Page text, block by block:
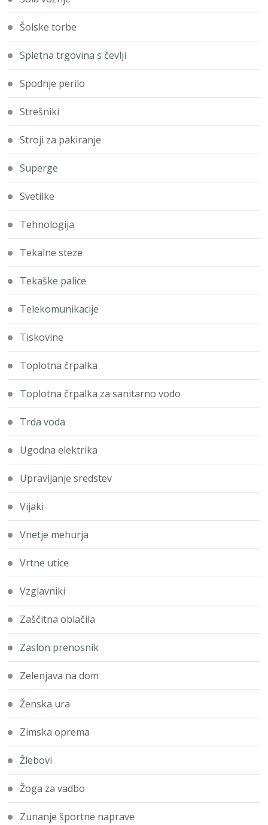
Šolske torbe
Spletna trgovina s čevlji
Spodnje perilo
Strešniki
Stroji za pakiranje
Superge
Svetilke
Tehnologija
Tekalne steze
Tekaške palice
Telekomunikacije
Tiskovine
Toplotna črpalka
Toplotna črpalka za sanitarno vodo
Trda voda
Ugodna elektrika
Upravljanje sredstev
Vijaki
Vnetje mehurja
Vrtne utice
Vzglavniki
Zaščitna oblačila
Zaslon prenosnik
Zelenjava na dom
Ženska ura
Zimska oprema
Žlebovi
Žoga za vadbo
Zunanje športne naprave